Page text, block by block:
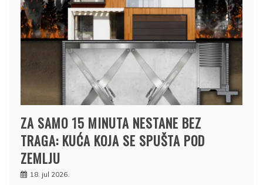
ZA SAMO 15 MINUTA NESTANE BEZ
TRAGA: KUĆA KOJA SE SPUŠTA POD
ZEMLJU
18. jul 2026.